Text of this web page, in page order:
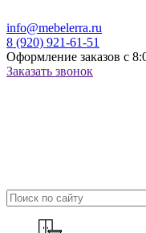
info@mebelerra.ru
8 (920) 921-61-51
Оформление заказов с
Заказать звонок